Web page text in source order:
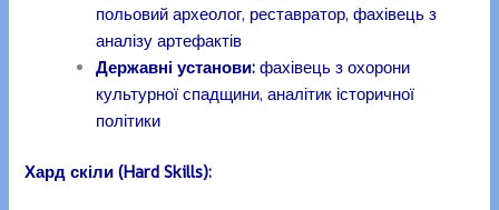
польовий археолог, реставратор, фахівець з
аналізу артефактів
Державні установи:фахівець з охорони
культурної спадщини, аналітик історичної
політики
Хард скіли (Hard Skills):